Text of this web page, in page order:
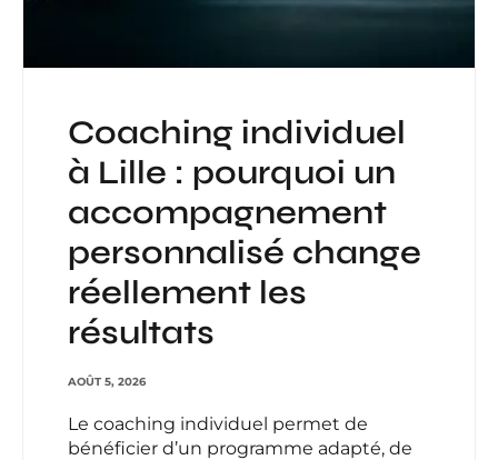
Coaching individuel
à Lille : pourquoi un
accompagnement
personnalisé change
réellement les
résultats
AOÛT 5, 2026
Le coaching individuel permet de
bénéficier d’un programme adapté, de